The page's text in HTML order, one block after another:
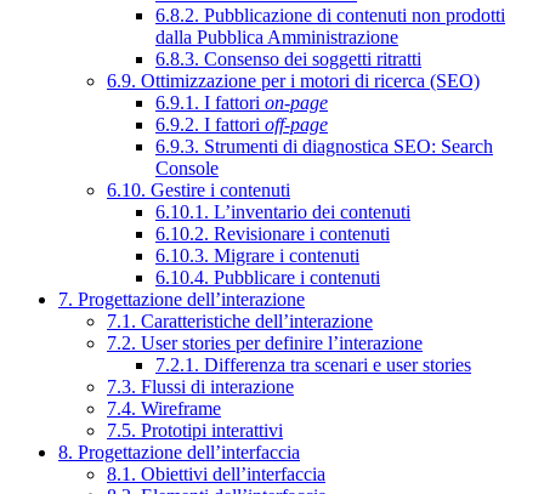
6.8.2. Pubblicazione di contenuti non prodotti
dalla Pubblica Amministrazione
6.8.3. Consenso dei soggetti ritratti
6.9. Ottimizzazione per i motori di ricerca (SEO)
6.9.1. I fattori on-page
6.9.2. I fattori off-page
6.9.3. Strumenti di diagnostica SEO: Search
Console
6.10. Gestire i contenuti
6.10.1. L’inventario dei contenuti
6.10.2. Revisionare i contenuti
6.10.3. Migrare i contenuti
6.10.4. Pubblicare i contenuti
7. Progettazione dell’interazione
7.1. Caratteristiche dell’interazione
7.2. User stories per definire l’interazione
7.2.1. Differenza tra scenari e user stories
7.3. Flussi di interazione
7.4. Wireframe
7.5. Prototipi interattivi
8. Progettazione dell’interfaccia
8.1. Obiettivi dell’interfaccia